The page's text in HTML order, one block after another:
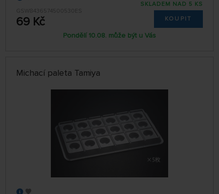
GSW8436574500530ES
69 Kč
SKLADEM NAD 5 KS
KOUPIT
Pondělí 10.08. může být u Vás
Michací paleta Tamiya